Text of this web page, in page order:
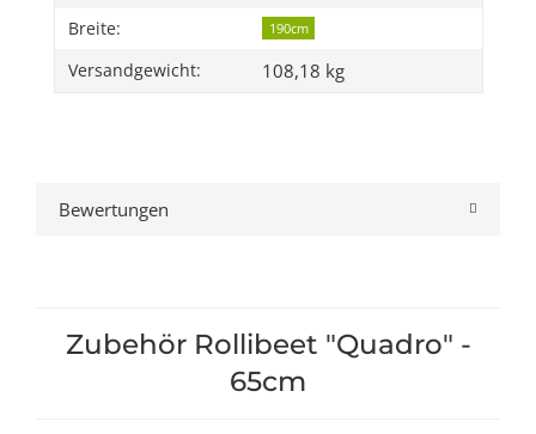
Breite: 190cm
Versandgewicht: 108,18 kg
Bewertungen
Zubehör Rollibeet "Quadro" -
65cm